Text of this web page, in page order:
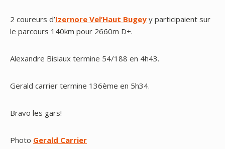
2 coureurs d’Izernore Vel’Haut Bugey y participaient sur
le parcours 140km pour 2660m D+.
Alexandre Bisiaux termine 54/188 en 4h43.
Gerald carrier termine 136ème en 5h34.
Bravo les gars!
Photo Gerald Carrier